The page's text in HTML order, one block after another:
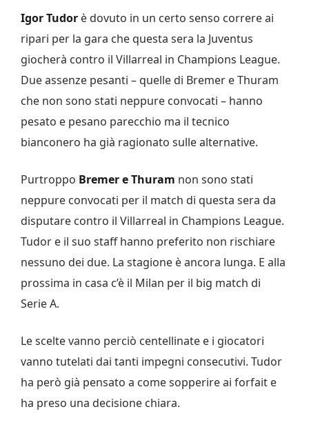
Igor Tudor è dovuto in un certo senso correre ai
ripari per la gara che questa sera la Juventus
giocherà contro il Villarreal in Champions League.
Due assenze pesanti – quelle di Bremer e Thuram
che non sono stati neppure convocati – hanno
pesato e pesano parecchio ma il tecnico
bianconero ha già ragionato sulle alternative.
Purtroppo Bremer e Thuram non sono stati
neppure convocati per il match di questa sera da
disputare contro il Villarreal in Champions League.
Tudor e il suo staff hanno preferito non rischiare
nessuno dei due. La stagione è ancora lunga. E alla
prossima in casa c’è il Milan per il big match di
Serie A.
Le scelte vanno perciò centellinate e i giocatori
vanno tutelati dai tanti impegni consecutivi. Tudor
ha però già pensato a come sopperire ai forfait e
ha preso una decisione chiara.